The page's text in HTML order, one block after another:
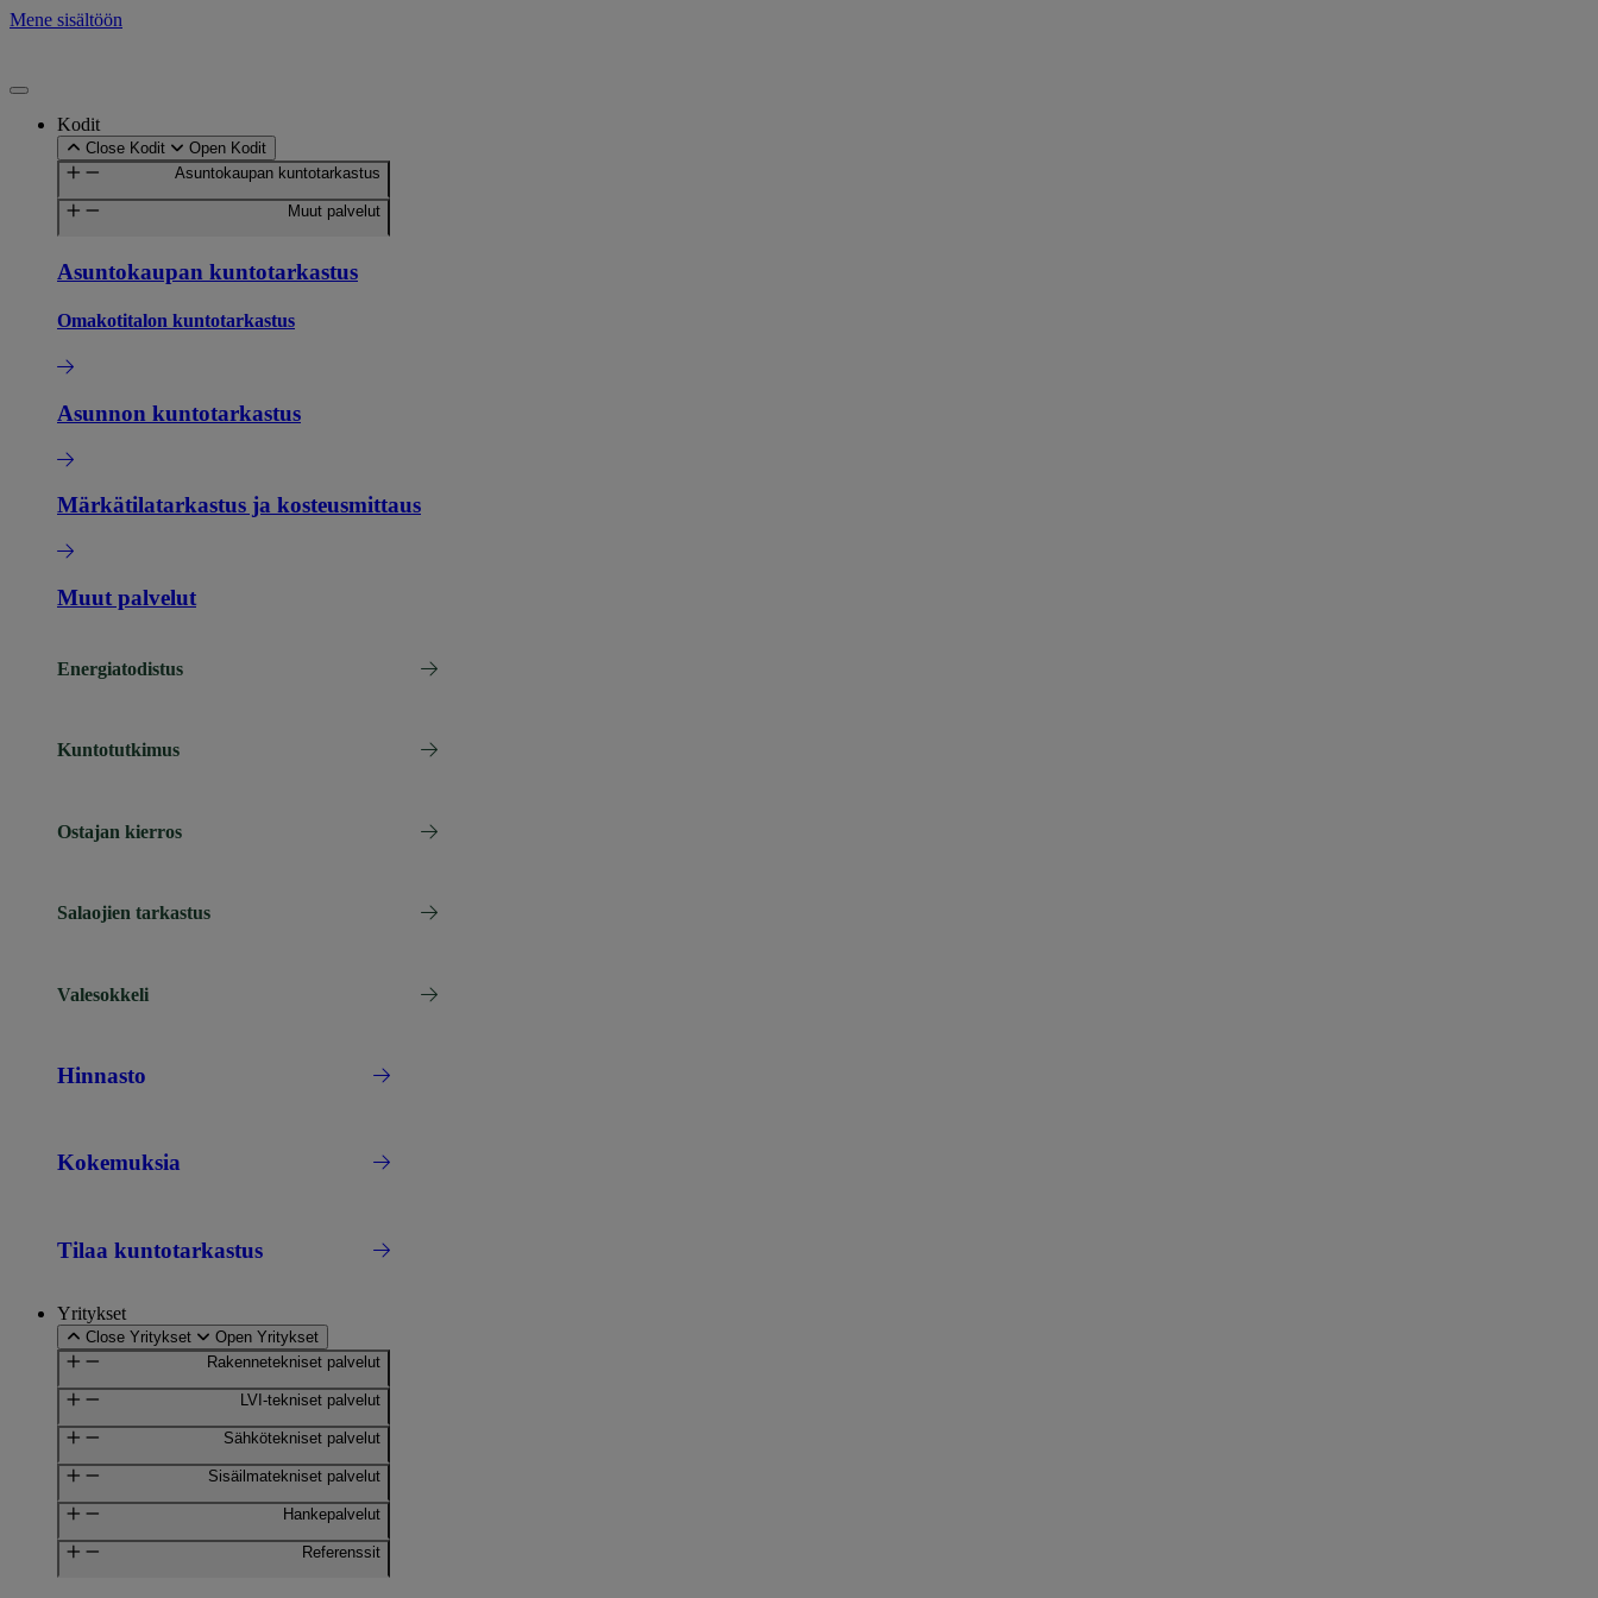
Mene sisältöön
Kodit
Close Kodit
Open Kodit
Asuntokaupan kuntotarkastus
Muut palvelut
Asuntokaupan kuntotarkastus
Omakotitalon kuntotarkastus
Asunnon kuntotarkastus
Märkätilatarkastus ja kosteusmittaus
Muut palvelut
Energiatodistus
Kuntotutkimus
Ostajan kierros
Salaojien tarkastus
Valesokkeli
Hinnasto
Kokemuksia
Tilaa kuntotarkastus
Yritykset
Close Yritykset
Open Yritykset
Rakennetekniset palvelut
LVI-tekniset palvelut
Sähkötekniset palvelut
Sisäilmatekniset palvelut
Hankepalvelut
Referenssit